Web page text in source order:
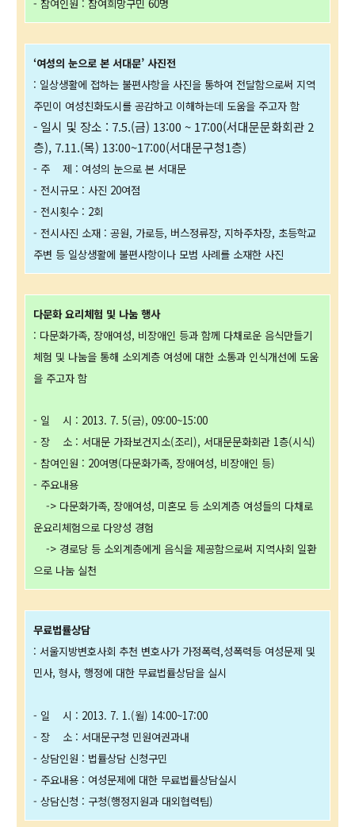
- 참여인원 : 참여희망구민 60명
‘여성의 눈으로 본 서대문’ 사진전
: 일상생활에 접하는 불편사항을 사진을 통하여 전달함으로써 지역
주민이 여성친화도시를 공감하고 이해하는데 도움을 주고자 함
- 일시 및 장소 : 7.5.(금) 13:00 ~ 17:00(서대문문화회관 2
층), 7.11.(목) 13:00~17:00(서대문구청1층)
- 주 제 : 여성의 눈으로 본 서대문
- 전시규모 : 사진 20여점
- 전시횟수 : 2회
- 전시사진 소재 : 공원, 가로등, 버스정류장, 지하주차장, 초등학교
주변 등 일상생활에 불편사항이나 모범 사례를 소재한 사진
다문화 요리체험 및 나눔 행사
: 다문화가족, 장애여성, 비장애인 등과 함께 다채로운 음식만들기
체험 및 나눔을 통해 소외계층 여성에 대한 소통과 인식개선에 도움
을 주고자 함
- 일 시 : 2013. 7. 5(금), 09:00~15:00
- 장 소 : 서대문 가좌보건지소(조리), 서대문문화회관 1층(시식)
- 참여인원 : 20여명(다문화가족, 장애여성, 비장애인 등)
- 주요내용
-> 다문화가족, 장애여성, 미혼모 등 소외계층 여성들의 다채로
운요리체험으로 다양성 경험
-> 경로당 등 소외계층에게 음식을 제공함으로써 지역사회 일환
으로 나눔 실천
무료법률상담
: 서울지방변호사회 추천 변호사가 가정폭력,성폭력등 여성문제 및
민사, 형사, 행정에 대한 무료법률상담을 실시
- 일 시 : 2013. 7. 1.(월) 14:00~17:00
- 장 소 : 서대문구청 민원여권과내
- 상담인원 : 법률상담 신청구민
- 주요내용 : 여성문제에 대한 무료법률상담실시
- 상담신청 : 구청(행정지원과 대외협력팀)